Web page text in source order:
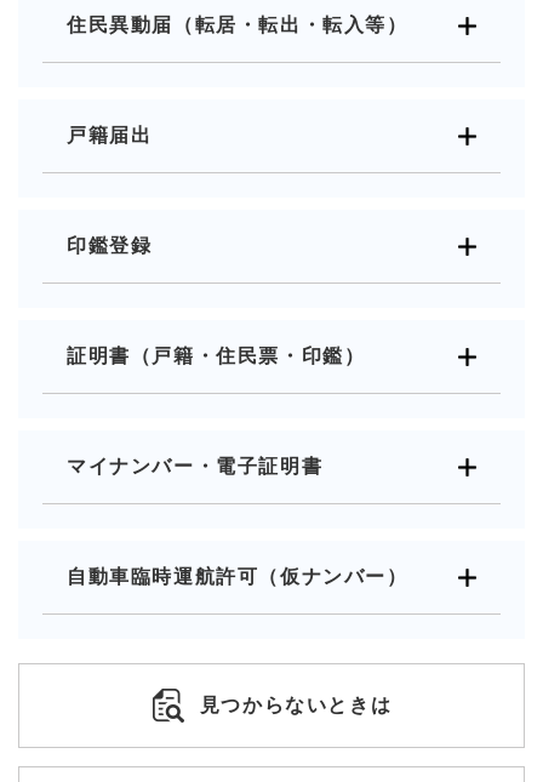
住民異動届（転居・転出・転入等）
戸籍届出
印鑑登録
証明書（戸籍・住民票・印鑑）
マイナンバー・電子証明書
自動車臨時運航許可（仮ナンバー）
見つからないときは